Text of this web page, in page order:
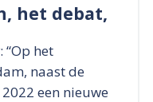
het debat,
: “Op het
naast de
een nieuwe